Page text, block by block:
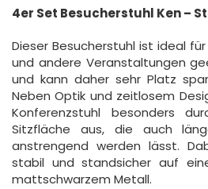
4er Set Besucherstuhl Ken –
Dieser Besucherstuhl ist ideal
und andere Veranstaltungen
und kann daher sehr Platz
Neben Optik und zeitlosem
Konferenzstuhl besonders
Sitzfläche aus, die auch
anstrengend werden lässt.
stabil und standsicher auf
mattschwarzem Metall.